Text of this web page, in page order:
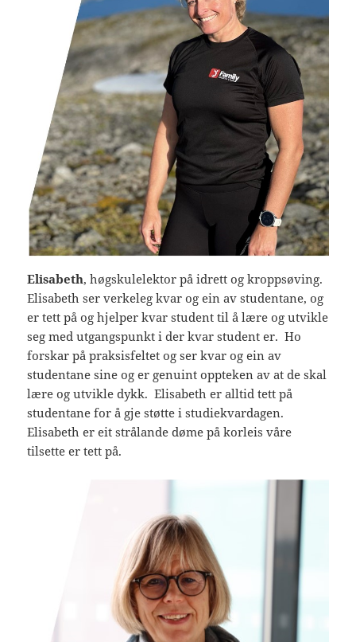
Elisabeth, høgskulelektor på idrett og kroppsøving.
Elisabeth ser verkeleg kvar og ein av studentane, og
er tett på og hjelper kvar student til å lære og utvikle
seg med utgangspunkt i der kvar student er. Ho
forskar på praksisfeltet og ser kvar og ein av
studentane sine og er genuint oppteken av at de skal
lære og utvikle dykk. Elisabeth er alltid tett på
studentane for å gje støtte i studiekvardagen.
Elisabeth er eit strålande døme på korleis våre
tilsette er tett på.